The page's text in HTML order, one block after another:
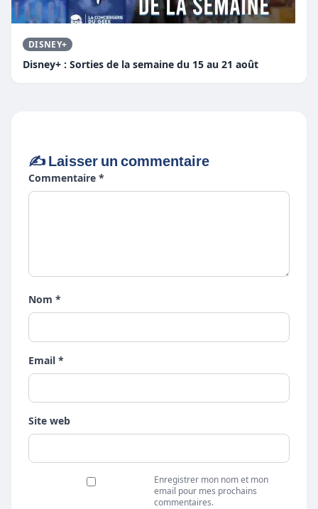
DISNEY+
Disney+ : Sorties de la semaine du 15 au 21 août
✍️ Laisser un commentaire
Commentaire *
Nom *
Email *
Site web
Enregistrer mon nom et mon
email pour mes prochains
commentaires.